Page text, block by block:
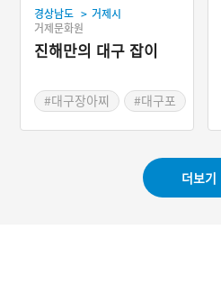
경상남도 > 거제시
거제문화원
진해만의 대구 잡이
#대구장아찌
#대구포
더보기